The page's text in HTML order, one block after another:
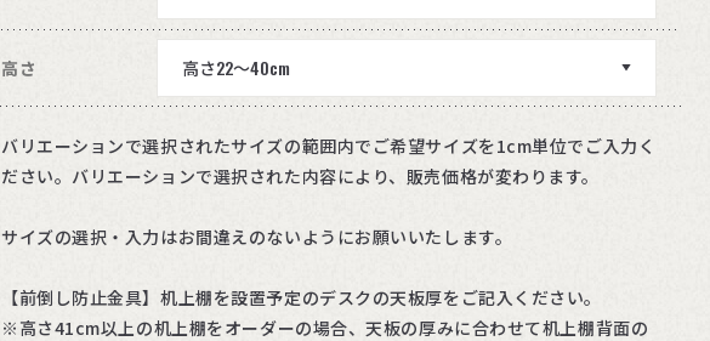
高さ
バリエーションで選択されたサイズの範囲内でご希望サイズを1cm単位でご入力く
ださい。バリエーションで選択された内容により、販売価格が変わります。
サイズの選択・入力はお間違えのないようにお願いいたします。
【前倒し防止金具】机上棚を設置予定のデスクの天板厚をご記入ください。
※高さ41cm以上の机上棚をオーダーの場合、天板の厚みに合わせて机上棚背面の